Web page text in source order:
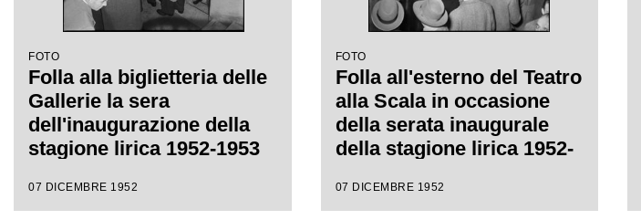
FOTO
Folla alla biglietteria delle
Gallerie la sera
dell'inaugurazione della
stagione lirica 1952-1953
l'opera "Macbeth", di
07 DICEMBRE 1952
FOTO
Folla all'esterno del Teatro
alla Scala in occasione
della serata inaugurale
della stagione lirica 1952-
"Macbeth" di Giuseppe
07 DICEMBRE 1952